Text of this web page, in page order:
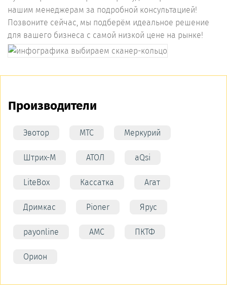
нашим менеджерам за подробной консультацией!
Позвоните сейчас, мы подберём идеальное решение
для вашего бизнеса с самой низкой цене на рынке!
Производители
Эвотор МТС Меркурий
Штрих-М АТОЛ aQsi
LiteBox Кассатка Агат
Дримкас Pioner Ярус
payonline АМС ПКТФ
Орион